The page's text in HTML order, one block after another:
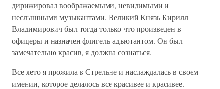
дирижировал воображаемыми, невидимыми и
неслышными музыкантами. Великий Князь Кирилл
Владимирович был тогда только что произведен в
офицеры и назначен флигель-адъютантом. Он был
замечательно красив, я должна сознаться.
Все лето я прожила в Стрельне и наслаждалась в своем
имении, которое делалось все красивее и красивее.